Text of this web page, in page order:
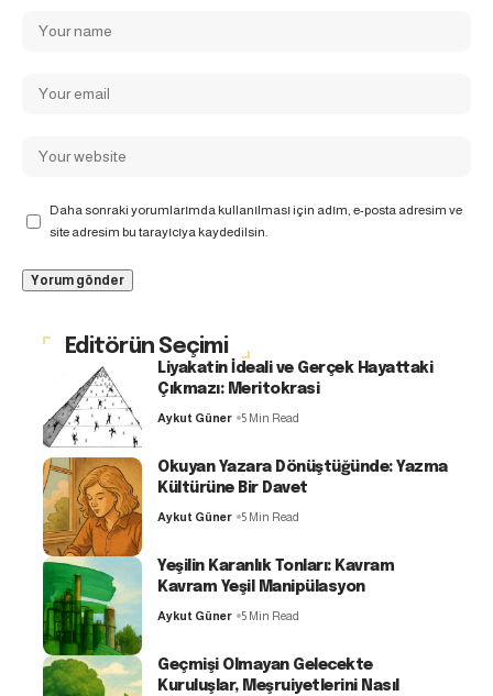
Daha sonraki yorumlarımda kullanılması için adım, e-posta adresim ve
site adresim bu tarayıcıya kaydedilsin.
Editörün Seçimi
Liyakatin İdeali ve Gerçek Hayattaki
Çıkmazı: Meritokrasi
Aykut Güner 5 Min Read
Okuyan Yazara Dönüştüğünde: Yazma
Kültürüne Bir Davet
Aykut Güner 5 Min Read
Yeşilin Karanlık Tonları: Kavram
Kavram Yeşil Manipülasyon
Aykut Güner 5 Min Read
Geçmişi Olmayan Gelecekte
Kuruluşlar, Meşruiyetlerini Nasıl